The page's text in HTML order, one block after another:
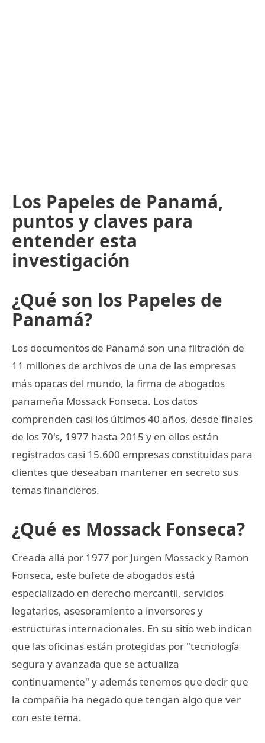
Los Papeles de Panamá,
puntos y claves para
entender esta
investigación
¿Qué son los Papeles de
Panamá?
Los documentos de Panamá son una filtración de
11 millones de archivos de una de las empresas
más opacas del mundo, la firma de abogados
panameña Mossack Fonseca. Los datos
comprenden casi los últimos 40 años, desde finales
de los 70's, 1977 hasta 2015 y en ellos están
registrados casi 15.600 empresas constituidas para
clientes que deseaban mantener en secreto sus
temas financieros.
¿Qué es Mossack Fonseca?
Creada allá por 1977 por Jurgen Mossack y Ramon
Fonseca, este bufete de abogados está
especializado en derecho mercantil, servicios
legatarios, asesoramiento a inversores y
estructuras internacionales. En su sitio web indican
que las oficinas están protegidas por "tecnología
segura y avanzada que se actualiza
continuamente" y además tenemos que decir que
la compañía ha negado que tengan algo que ver
con este tema.